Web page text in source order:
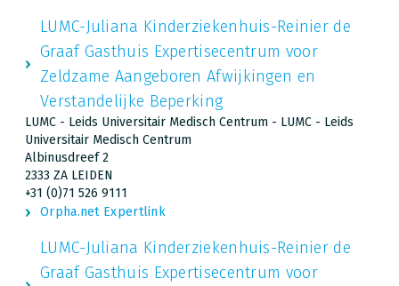
LUMC-Juliana Kinderziekenhuis-Reinier de
Graaf Gasthuis Expertisecentrum voor
Zeldzame Aangeboren Afwijkingen en
Verstandelijke Beperking
LUMC - Leids Universitair Medisch Centrum - LUMC - Leids
Universitair Medisch Centrum
Albinusdreef 2
2333 ZA LEIDEN
+31 (0)71 526 9111
Orpha.net Expertlink
LUMC-Juliana Kinderziekenhuis-Reinier de
Graaf Gasthuis Expertisecentrum voor